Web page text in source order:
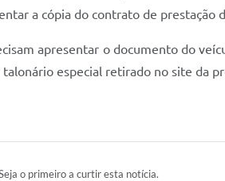
a cópia do contrato de prestação
apresentar o documento do
talonário especial retirado no site da
o primeiro a curtir esta notícia.